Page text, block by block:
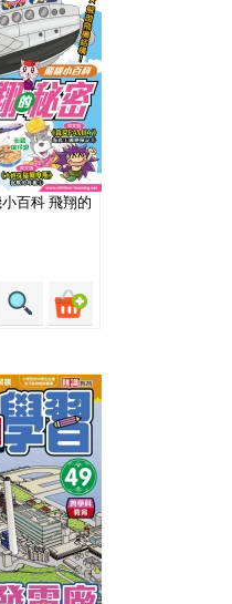
百科 飛翔的